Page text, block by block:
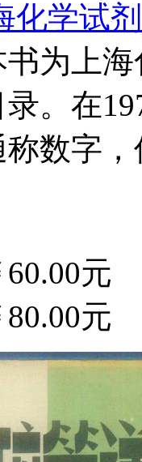
化学试
为上
。在
数字
60.00元
80.00元